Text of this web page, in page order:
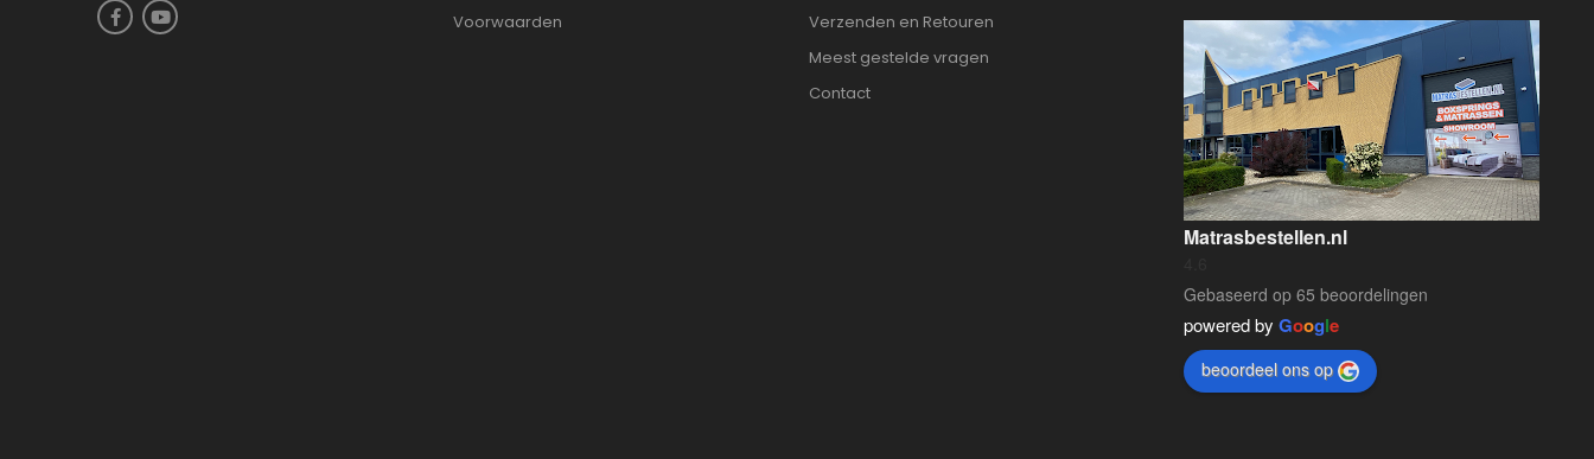
Voorwaarden
Verzenden en Retouren
Meest gestelde vragen
Contact
Matrasbestellen.nl
Gebaseerd op 65 beoordelingen
powered by Google
beoordeel ons op